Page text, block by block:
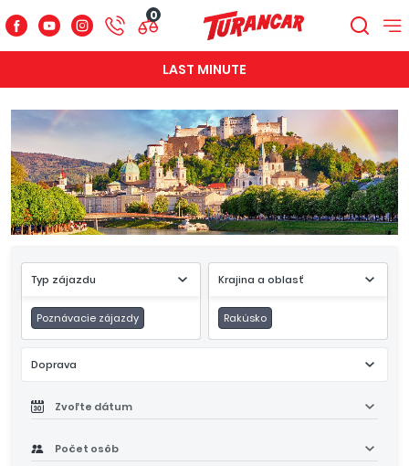
0
LAST MINUTE
Typ zájazdu
Poznávacie zájazdy
Krajina a oblasť
Rakúsko
Doprava
Zvoľte dátum
Počet osôb